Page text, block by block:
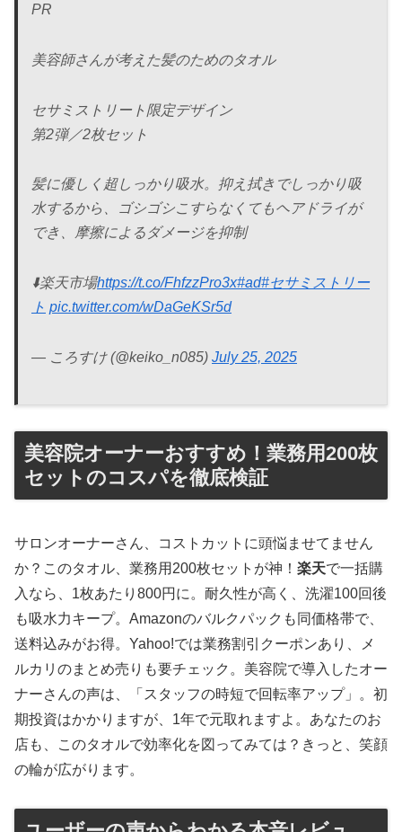
PR
美容師さんが考えた髪のためのタオル
セサミストリート限定デザイン
第2弾／2枚セット
髪に優しく超しっかり吸水。抑え拭きでしっかり吸
水するから、ゴシゴシこすらなくてもヘアドライが
でき、摩擦によるダメージを抑制
⬇️楽天市場https://t.co/FhfzzPro3x#ad#セサミストリー
ト pic.twitter.com/wDaGeKSr5d
— ころすけ (@keiko_n085) July 25, 2025
美容院オーナーおすすめ！業務用200枚
セットのコスパを徹底検証
サロンオーナーさん、コストカットに頭悩ませてません
か？このタオル、業務用200枚セットが神！ 楽天で一括購
入なら、1枚あたり800円に。耐久性が高く、洗濯100回後
も吸水力キープ。Amazonのバルクパックも同価格帯で、
送料込みがお得。Yahoo!では業務割引クーポンあり、メ
ルカリのまとめ売りも要チェック。美容院で導入したオー
ナーさんの声は、「スタッフの時短で回転率アップ」。初
期投資はかかりますが、1年で元取れますよ。あなたのお
店も、このタオルで効率化を図ってみては？きっと、笑顔
の輪が広がります。